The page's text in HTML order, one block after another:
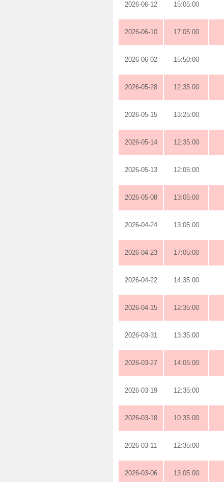
2026-06-12 15:05:00
2026-06-10 17:05:00
2026-06-02 15:50:00
2026-05-28 12:35:00
2026-05-15 13:25:00
2026-05-14 12:35:00
2026-05-13 12:05:00
2026-05-08 13:05:00
2026-04-24 13:05:00
2026-04-23 17:05:00
2026-04-22 14:35:00
2026-04-15 12:35:00
2026-03-31 13:35:00
2026-03-27 14:05:00
2026-03-19 12:35:00
2026-03-18 10:35:00
2026-03-11 12:35:00
2026-03-06 13:05:00